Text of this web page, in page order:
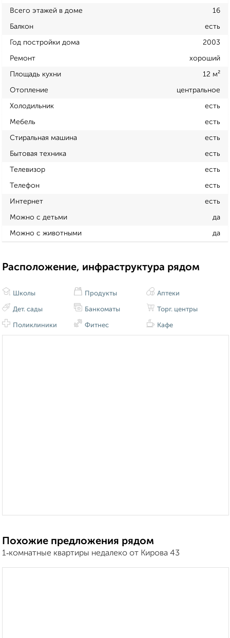
Всего этажей в доме 16
Балкон есть
Год постройки дома 2003
Ремонт хороший
Площадь кухни 12 м²
Отопление центральное
Холодильник есть
Мебель есть
Стиральная машина есть
Бытовая техника есть
Телевизор есть
Телефон есть
Интернет есть
Можно с детьми да
Можно с животными да
Расположение, инфраструктура рядом
Школы
Дет. сады
Поликлиники
Продукты
Банкоматы
Фитнес
Аптеки
Торг. центры
Кафе
Похожие предложения рядом
1‑комнатные квартиры недалеко от Кирова 43